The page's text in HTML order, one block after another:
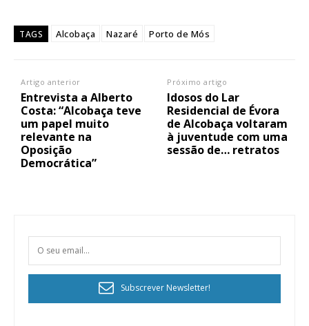
TAGS Alcobaça Nazaré Porto de Mós
Artigo anterior
Entrevista a Alberto
Costa: “Alcobaça teve
um papel muito
relevante na
Oposição
Democrática”
Próximo artigo
Idosos do Lar
Residencial de Évora
de Alcobaça voltaram
à juventude com uma
sessão de… retratos
Subscrever Newsletter!